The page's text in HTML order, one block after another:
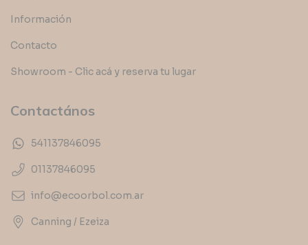
Información
Contacto
Showroom - Clic acá y reserva tu lugar
Contactános
541137846095
01137846095
info@ecoorbol.com.ar
Canning / Ezeiza